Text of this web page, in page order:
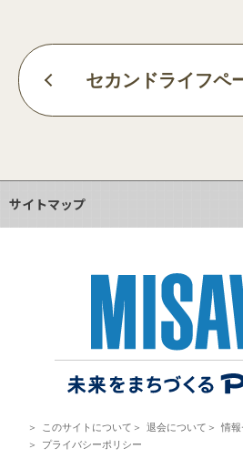
セカンドライフペ
サイトマップ
＞ このサイトについて ＞ 退会について ＞ 情
＞
プライバシーポリシー